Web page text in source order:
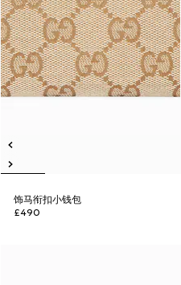
饰马衔扣小钱包
£490